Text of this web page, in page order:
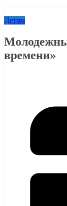
Детям
времени»